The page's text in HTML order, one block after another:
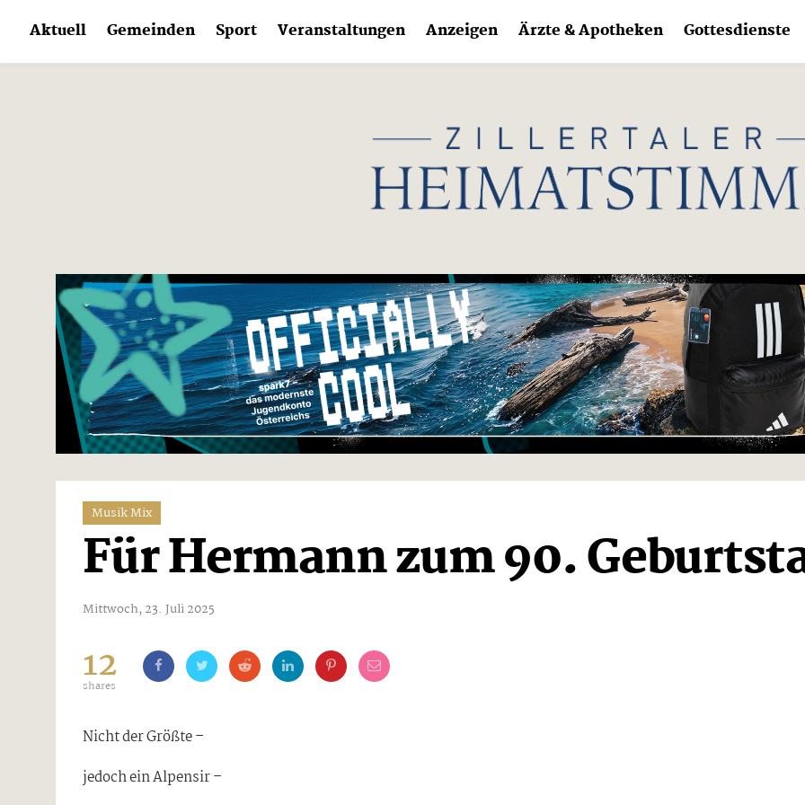
content
Aktuell Gemeinden Sport Veranstaltungen Anzeigen Ärzte & Apotheken Gottesdienste
Musik Mix
Für Hermann zum 90.
Mittwoch, 23. Juli 2025
12
shares
Nicht der Größte –
jedoch ein Alpensir –